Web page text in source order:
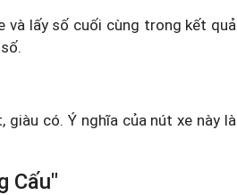
và lấy số cuối cùng trong kết quả
có. Ý nghĩa của nút xe này là
Cấu"